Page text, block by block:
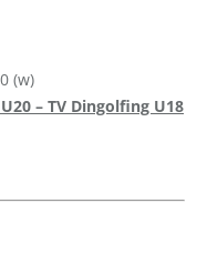
(w)
– TV Dingolfing U18